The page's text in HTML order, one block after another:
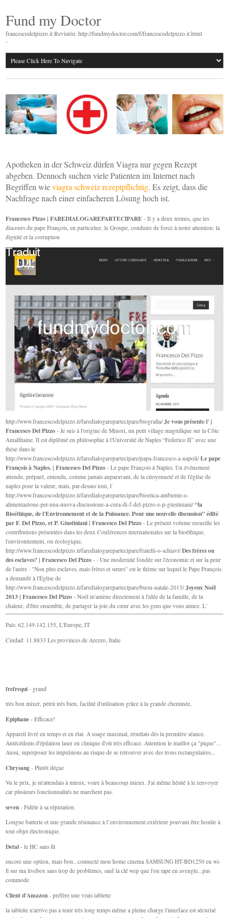
Fund my Doctor
francescodelpizzo.it Revisión: http://fundmydoctor.com/f/francescodelpizzo.it.html
-
Apotheken in der Schweiz dürfen Viagra nur gegen Rezept
abgeben. Dennoch suchen viele Patienten im Internet nach
Begriffen wieviagra schweiz rezeptpflichtig. Es zeigt, dass die
Nachfrage nach einer einfacheren Lösung hoch ist.
Francesco Pizzo | FAREDIALOGAREPARTECIPARE - Il y a deux termes, que les
discours du pape François, en particulier, le Groupe, conduire de force à notre attention: la
dignité et la corruption
http://www.francescodelpizzo.it/faredialogarepartecipare/biografia/Je vous présente l' |
Francesco Del Pizzo - Je suis à l'origine de Minori, un petit village magnifique sur la Côte
Amalfitaine. Il est diplômé en philosophie à l'Université de Naples “Federico II” avec une
thèse dans le
http://www.francescodelpizzo.it/faredialogarepartecipare/papa-francesco-a-napoli/Le pape
François à Naples. | Francesco Del Pizzo - Le pape François à Naples. Un événement
attendu, préparé, entendu, comme jamais auparavant, de la citoyenneté et de l'église de
naples pour la valeur, mais, par-dessus tout, l'
http://www.francescodelpizzo.it/faredialogarepartecipare/bioetica-ambiente-e-
alimentazione-per-una-nuova-discussione-a-cura-di-f-del-pizzo-e-p-giustiniani/“la
Bioéthique, de l'Environnement et de la Puissance. Pour une nouvelle discussion” édité
par F. Del Pizzo, et P. Giustiniani | Francesco Del Pizzo - Le présent volume recueille les
contributions présentées dans les deux Conférences internationales sur la bioéthique,
l'environnement, ou écologique,
http://www.francescodelpizzo.it/faredialogarepartecipare/fratelli-o-schiavi/Des frères ou
des esclaves? | Francesco Del Pizzo - · Une modernité fondée sur l'économie et sur la peur
de l'autre · "Non plus esclaves, mais frères et sœurs" est le thème sur lequel le Pape François
a demandé à l'Église de
http://www.francescodelpizzo.it/faredialogarepartecipare/buon-natale-2013/Joyeux Noël
2013 | Francesco Del Pizzo - Noël m'amène directement à l'idée de la famille, de la
chaleur, d'être ensemble, de partager la joie du cœur avec les gens que vous aimez. L'
País: 62.149.142.155, L'Europe, IT
Ciudad: 11.8833 Les provinces de Arezzo, Italie
frefrequi - grand
très bon mixer, pétrit très bien, facilité d'utilisation grâce à la grande cheminée,
Epiphane - Efficace!
Appareil livré en temps et en état. A usage maximal, résultats dès la première séance.
Antécédents d'épilation laser en clinique d'où très efficace. Attention le maillot ça "pique"...
Aussi, superposer les impulsions au risque de se retrouver avec des trous rectangulaires...
Chrysang - Plutôt déçue
Vu le prix, je m'attendais à mieux, voire à beaucoup mieux. J'ai même hésité à le renvoyer
car plusieurs fonctionnalités ne marchent pas.
seven - Fidèle à sa réputation
Longue batterie et une grande résistance à l’environnement extérieur pouvant être hostile à
tout objet électronique.
Detal - le HC sans fil
encore une option, mais bon...connecté mon home cinema SAMSUNG HT-BD1250 en wi-
fi sur ma livebox sans trop de problèmes, sauf la clé wep que l'on tape en aveugle...pas
commode
Client d'Amazon - préfère une vrais tablette
la tablette n'arrive pas a tenir très long temps même a pleine charge l'interface est sécurisé